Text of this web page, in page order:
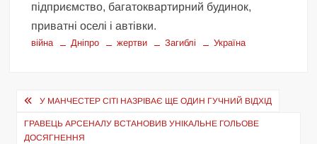
підприємство, багатоквартирний будинок,
приватні оселі і автівки.
війна Дніпро жертви Загиблі Україна
Навігація
записів
У МАНЧЕСТЕР СІТІ НАЗРІВАЄ ЩЕ ОДИН ГУЧНИЙ ВІДХІД
ГРАВЕЦЬ АРСЕНАЛУ ВСТАНОВИВ УНІКАЛЬНЕ ГОЛЬОВЕ
ДОСЯГНЕННЯ